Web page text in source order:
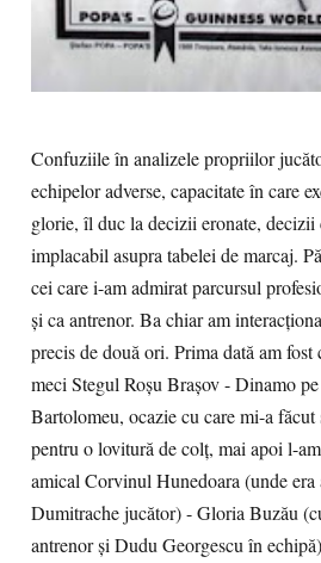
Confuziile în analizele propriilor
echipelor adverse, capacitate în care
glorie, îl duc la decizii eronate, decizii
implacabil asupra tabelei de marcaj.
cei care i-am admirat parcursul
și ca antrenor. Ba chiar am
precis de două ori. Prima dată am
meci Stegul Roșu Brașov - Dinamo
Bartolomeu, ocazie cu care mi-a făcut
pentru o lovitură de colț, mai apoi l-
amical Corvinul Hunedoara (unde era
Dumitrache jucător) - Gloria Buzău
antrenor și Dudu Georgescu în